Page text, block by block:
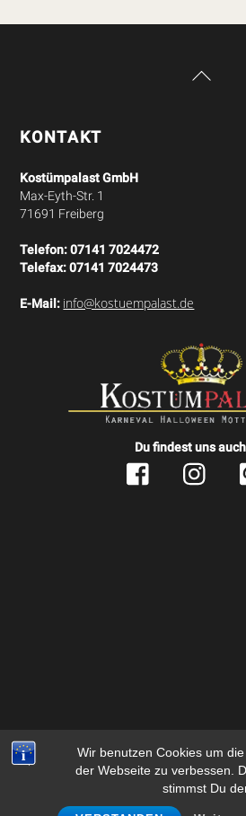
Wir benutzen Cookies um
der Webseite zu verbessen.
stimmst Du
Back
KONTAKT
Kostümpalast GmbH
Max-Eyth-Str. 1
71691 Freiberg
Telefon:07141 7024472
Telefax:07141 7024473
E-Mail: info@kostuempalast.de
Du findest uns
Kostuempalast.de- Alle